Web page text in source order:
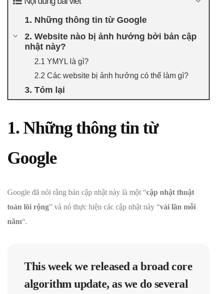
1. Những thông tin từ Google
2. Website nào bị ảnh hưởng bởi bản cập
nhật này?
2.1 YMYL là gì?
2.2 Các website bị ảnh hưởng có thể làm gì?
3. Tóm lại
1. Những thông tin từ
Google
Google đã nói rằng bản cập nhật này là một “cập nhật thuật
toán lõi rộng” và nó thực hiện các cập nhật này “vài lần mỗi
năm“.
This week we released a broad core
algorithm update, as we do several